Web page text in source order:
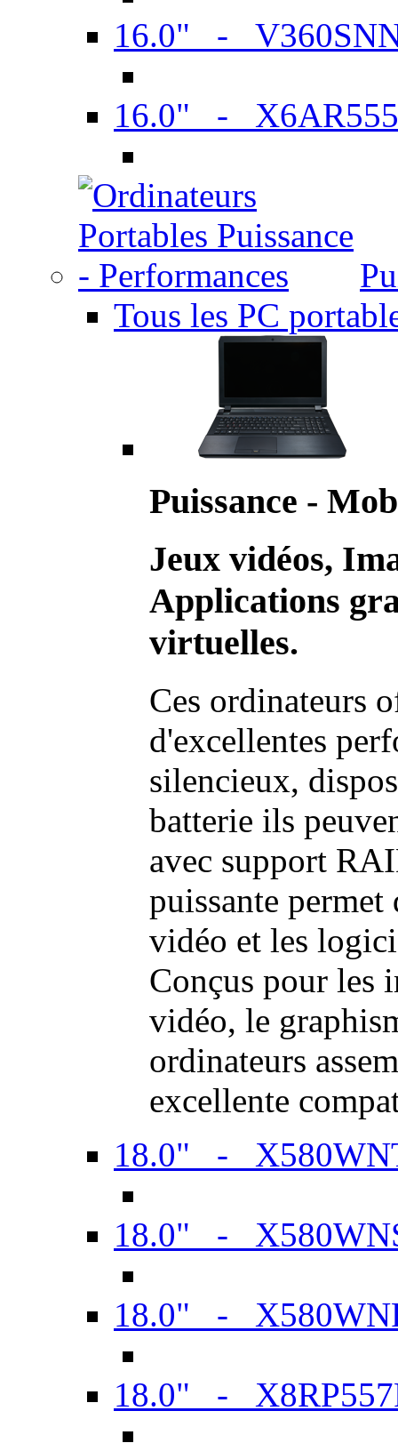
16.0" -
16.0" -
Tous les PC
Puissance -
Jeux vidéos,
Applications
virtuelles.
Ces ordinateurs
d'excellentes
silencieux,
batterie ils
avec support
puissante permet
vidéo et les
Conçus pour les
vidéo, le
ordinateurs
excellente
18.0" -
18.0" -
18.0" -
18.0" -